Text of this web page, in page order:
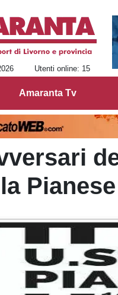
Utenti online: 15
Amaranta Tv
Pianese